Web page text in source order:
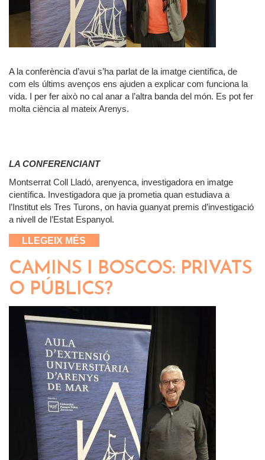
A la conferència d’avui s’ha parlat de la imatge científica, de
com els últims avenços ens ajuden a explicar com funciona la
vida. I per fer això no cal anar a l’altra banda del món. Es pot fer
molta ciència al mateix Arenys.
LA CONFERENCIANT
Montserrat Coll Lladó, arenyenca, investigadora en imatge
científica. Investigadora que ja prometia quan estudiava a
l’Institut els Tres Turons, on havia guanyat premis d’investigació
a nivell de l’Estat Espanyol.
LLEGEIX MÉS
L’OBJECTIU
CAMINS I BOSCOS: PRIVATS
O PÚBLICS?